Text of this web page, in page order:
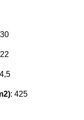
: 425